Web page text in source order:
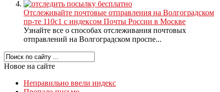
Отслеживайте почтовые отправления на Волгоградском
пр-те 110с1 с индексом Почты России в Москве
Узнайте все о способах отслеживания почтовых
отправлений на Волгоградском проспе...
Новое на сайте
Неправильно ввели индекс